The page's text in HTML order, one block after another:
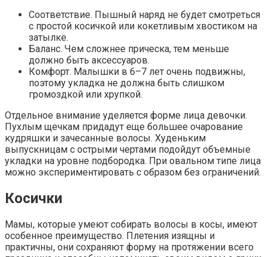
Соответствие. Пышный наряд не будет смотреться
с простой косичкой или кокетливым хвостиком на
затылке.
Баланс. Чем сложнее прическа, тем меньше
должно быть аксессуаров.
Комфорт. Малышки в 6–7 лет очень подвижны,
поэтому укладка не должна быть слишком
громоздкой или хрупкой.
Отдельное внимание уделяется форме лица девочки.
Пухлым щечкам придадут еще большее очарование
кудряшки и зачесанные волосы. Худеньким
выпускницам с острыми чертами подойдут объемные
укладки на уровне подбородка. При овальном типе лица
можно экспериментировать с образом без ограничений.
Косички
Мамы, которые умеют собирать волосы в косы, имеют
особенное преимущество. Плетения изящны и
практичны, они сохраняют форму на протяжении всего